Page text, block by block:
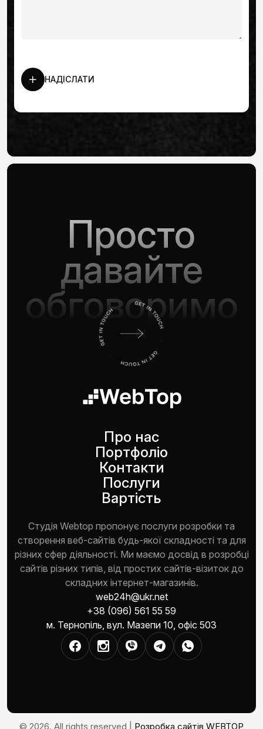
НАДІСЛАТИ
Просто
давайте
обговоримо
Про нас
Портфоліо
Контакти
Послуги
Вартість
Студія Webtop пропонує послуги розробки та
створення веб-сайтів будь-якої складності та для
різних сфер діяльності. Ми маємо досвід в розробці
сайтів різних типів, від простих сайтів-візиток до
складних інтернет-магазинів.
web24h@ukr.net
+38 (096) 561 55 59
м. Тернопіль, вул. Мазепи 10, офіс 503
© 2026. All rights reserved | Розробка сайтів WEBTOP